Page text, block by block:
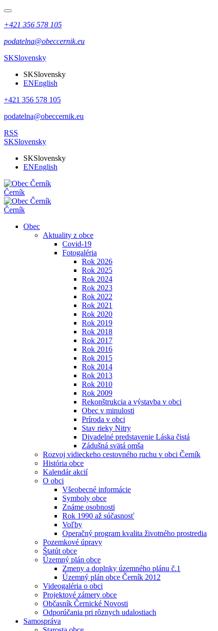
+421 356 578 105
podatelna@obeccernik.eu
SKSlovensky
SKSlovensky
ENEnglish
+421 356 578 105
podatelna@obeccernik.eu
RSS
SKSlovensky
SKSlovensky
ENEnglish
Černík
Černík
Obec
Aktuality z obce
Covid-19
Fotogaléria
Rok 2026
Rok 2025
Rok 2024
Rok 2023
Rok 2022
Rok 2021
Rok 2020
Rok 2019
Rok 2018
Rok 2017
Rok 2016
Rok 2015
Rok 2014
Rok 2013
Rok 2010
Rok 2009
Rekonštrukcia a výstavba v obci
Obec v minulosti
Príroda v obci
Stav rieky Nitry
Divadelné predstavenie Láska čistá
Zádušná svätá omša
Rozvoj vidieckeho cestovného ruchu v obci Černík
História obce
Kalendár akcií
O obci
Všeobecné informácie
Symboly obce
Známe osobnosti
Rok 1990 až súčasnosť
Voľby
Operačný program kvalita životného prostredia
Pozemkové úpravy
Štatút obce
Územný plán obce
Zmeny a doplnky územného plánu č.1
Územný plán obce Černík 2012
Videogaléria o obci
Projektové zámery obce
Občasník Černické Novosti
Odporúčania pri rôznych udalostiach
Samospráva